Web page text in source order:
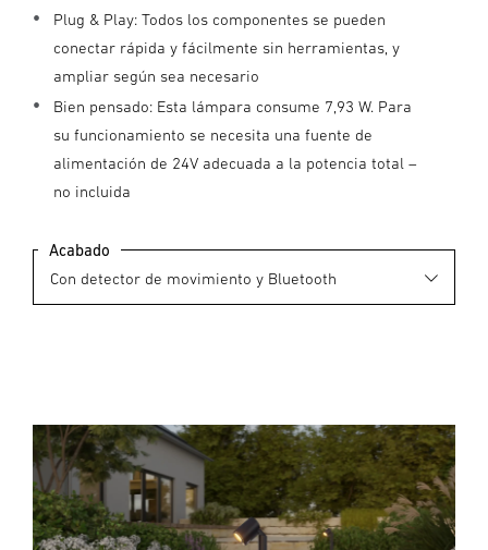
Plug & Play: Todos los componentes se pueden
conectar rápida y fácilmente sin herramientas, y
ampliar según sea necesario
Bien pensado: Esta lámpara consume 7,93 W. Para
su funcionamiento se necesita una fuente de
alimentación de 24V adecuada a la potencia total –
no incluida
Acabado